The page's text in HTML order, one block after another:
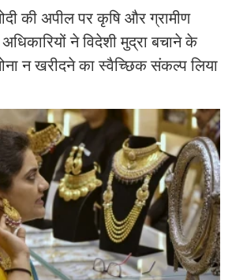
की अपील पर कृषि और ग्रामीण
ने विदेशी मुद्रा बचाने के
न खरीदने का स्वैच्छिक संकल्प लिया